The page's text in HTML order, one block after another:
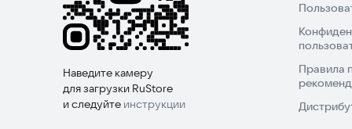
Каждая поездка — это новый вызов, требующий
ли вы стать самым эффективным уборщиком
Скачайте игру прямо сейчас и начните свой
Наведите камеру
для загрузки RuStore
и следуйте инструкции
Правила